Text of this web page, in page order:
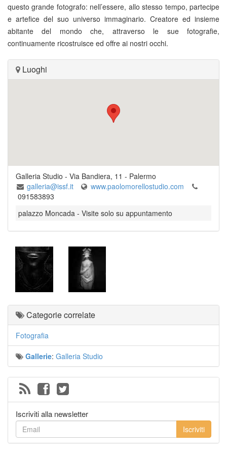
questo grande fotografo: nell’essere, allo stesso tempo, partecipe
e artefice del suo universo immaginario. Creatore ed insieme
abitante del mondo che, attraverso le sue fotografie,
continuamente ricostruisce ed offre ai nostri occhi.
Luoghi
Galleria Studio - Via Bandiera, 11 - Palermo
galleria@issf.it
www.paolomorellostudio.com
091583893
palazzo Moncada - Visite solo su appuntamento
Categorie correlate
Fotografia
Gallerie: Galleria Studio
Iscriviti alla newsletter
Iscriviti